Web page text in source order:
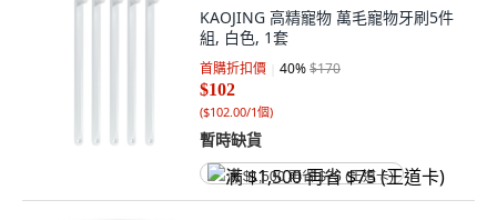
KAOJING 高精寵物 萬毛寵物牙刷5件
組, 白色, 1套
首購折扣價 40%$170
$102
($102.00/1個)
暫時缺貨
满 $1,500 再省 $75 (王道卡)